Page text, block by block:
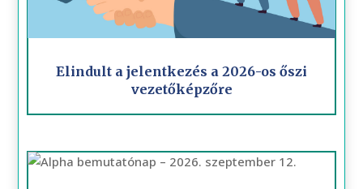
Elindult a jelentkezés a 2026-os őszi
vezetőképzőre